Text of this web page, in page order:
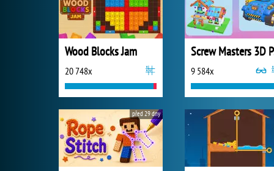
Wood Blocks Jam
20 748x 9 584x
před 29 dny